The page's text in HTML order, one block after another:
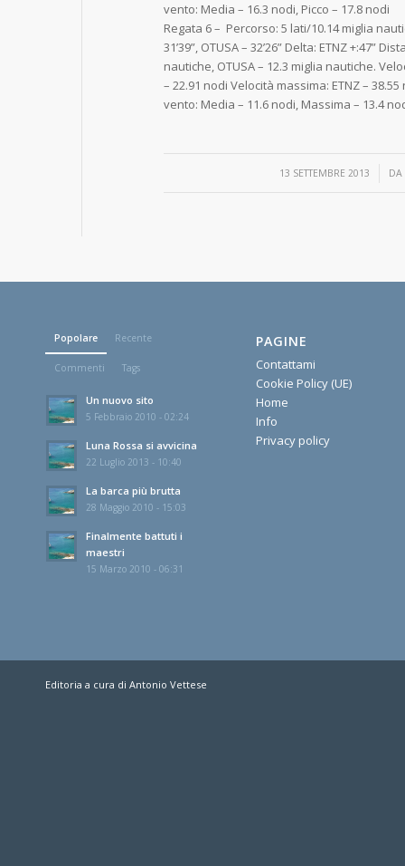
vento: Media – 16.3 nodi, Picco – 17.8 nodi
Regata 6 – Percorso: 5 lati/10.14 miglia
31’39”, OTUSA – 32’26” Delta: ETNZ +:47”
nautiche, OTUSA – 12.3 miglia nautiche.
– 22.91 nodi Velocità massima: ETNZ –
vento: Media – 11.6 nodi, Massima – 13.4
13 SETTEMBRE 2013
/ DA
Popolare Recente
Commenti Tags
Un nuovo sito
5 Febbraio 2010 - 02:24
Luna Rossa si avvicina
22 Luglio 2013 - 10:40
La barca più brutta
28 Maggio 2010 - 15:03
Finalmente battuti i
maestri
15 Marzo 2010 - 06:31
PAGINE
Contattami
Cookie Policy (UE)
Home
Info
Privacy policy
Editoria a cura di Antonio Vettese